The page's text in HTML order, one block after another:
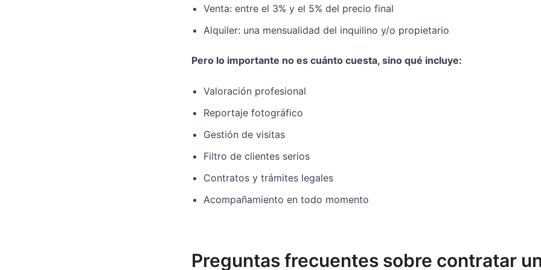
Venta: entre el 3% y el 5% del precio final
Alquiler: una mensualidad del inquilino y/o propietario
Pero lo importante no es cuánto cuesta, sino qué incluye:
Valoración profesional
Reportaje fotográfico
Gestión de visitas
Filtro de clientes serios
Contratos y trámites legales
Acompañamiento en todo momento
Preguntas frecuentes sobre contratar